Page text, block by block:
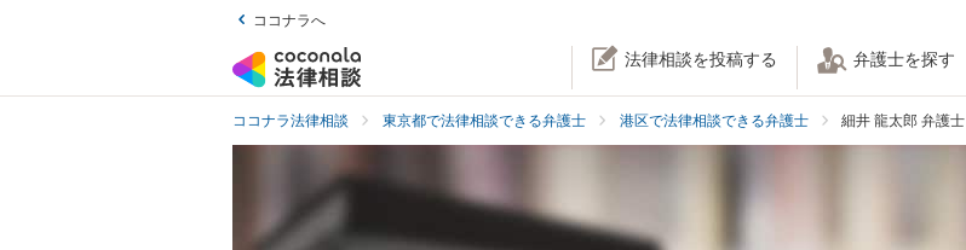
ココナラへ
法律相談を投稿する 弁護士を探す
ココナラ法律相談 東京都で法律相談できる弁護士 港区で法律相談できる弁護士 細井 龍太郎 弁護士